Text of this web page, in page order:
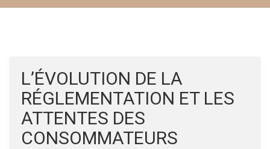
L’ÉVOLUTION DE LA
RÉGLEMENTATION ET LES
ATTENTES DES
CONSOMMATEURS